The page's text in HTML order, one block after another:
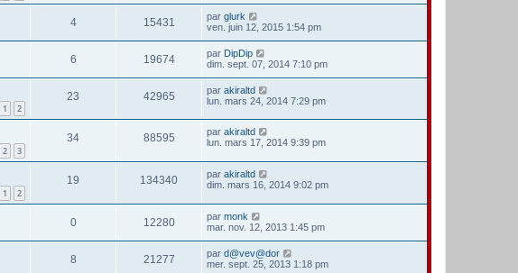
4 15431 par glurk
ven. juin 12, 2015 1:54 pm
6 19674 par DipDip
dim. sept. 07, 2014 7:10 pm
1 2
23 42965 par akiraltd
lun. mars 24, 2014 7:29 pm
2 3
34 88595 par akiraltd
lun. mars 17, 2014 9:39 pm
1 2
19 134340 par akiraltd
dim. mars 16, 2014 9:02 pm
0 12280 par monk
mar. nov. 12, 2013 1:45 pm
8 21277 par d@vev@dor
mer. sept. 25, 2013 1:18 pm